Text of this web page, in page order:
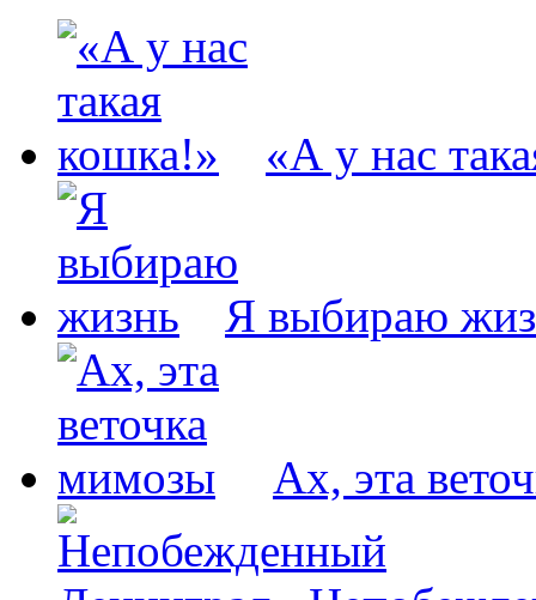
«А у нас
Я выбираю
Ах, эта